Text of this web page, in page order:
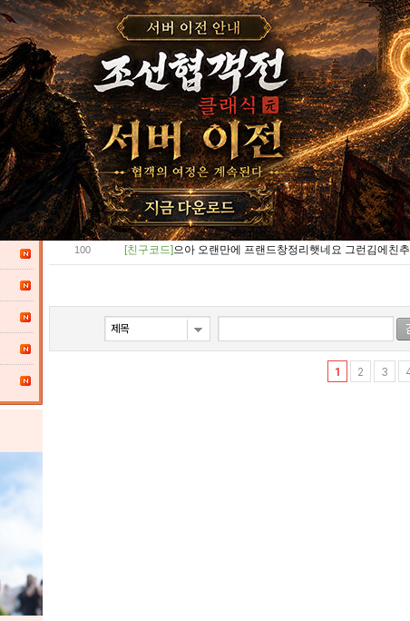
108 [친구코드]크로울리 친구구해요 (2)
107 [친구코드] 무성이나 카난 리더 혹은 단테리더 구합니다. (2)
106 [친구코드] 카난친구 구해요! (5)
105 [친구코드]비비안/요정 리더 친구 구해요 (2)
104 [친구코드]인간족 배수 프렌님 구해봅니다. (3)
103 [친구코드]비비안 친구 구해봅니다 ㅠㅠ (2)
102 [친구코드]오베론 프렌 구합니다 (3)
101 [친구코드]오베론 프랜구해봐요
100 [친구코드]으아 오랜만에 프랜드창정리햇네요 그런김에친
1 2 3